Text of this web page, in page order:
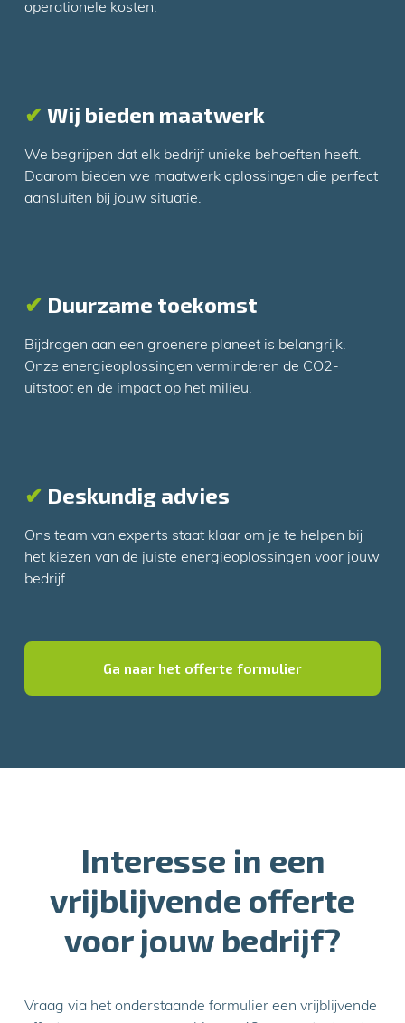
operationele kosten.
✔ Wij bieden maatwerk
We begrijpen dat elk bedrijf unieke behoeften heeft.
Daarom bieden we maatwerk oplossingen die perfect
aansluiten bij jouw situatie.
✔ Duurzame toekomst
Bijdragen aan een groenere planeet is belangrijk.
Onze energieoplossingen verminderen de CO2-
uitstoot en de impact op het milieu.
✔ Deskundig advies
Ons team van experts staat klaar om je te helpen bij
het kiezen van de juiste energieoplossingen voor jouw
bedrijf.
Ga naar het offerte formulier
Interesse in een
vrijblijvende offerte
voor jouw bedrijf?
Vraag via het onderstaande formulier een vrijblijvende